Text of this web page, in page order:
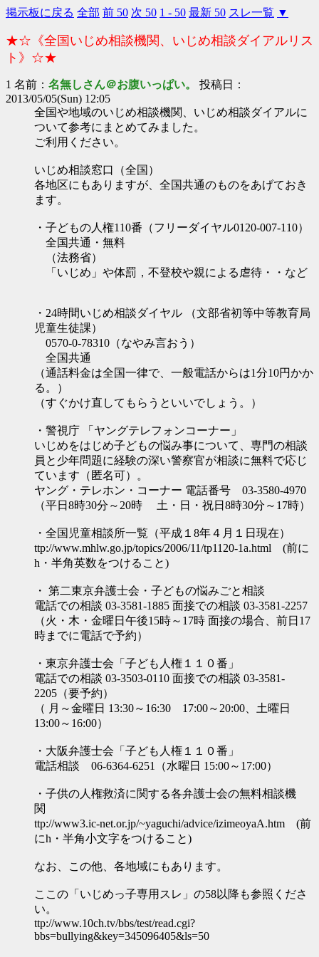
掲示板に戻る 全部 前 50 次 50 1 - 50 最新 50 スレ一覧 ▼
★☆《全国いじめ相談機関、いじめ相談ダイアルリス
ト》☆★
1 名前： 名無しさん＠お腹いっぱい。 投稿日：
2013/05/05(Sun) 12:05
全国や地域のいじめ相談機関、いじめ相談ダイアルに
ついて参考にまとめてみました。
ご利用ください。
いじめ相談窓口（全国）
各地区にもありますが、全国共通のものをあげておき
ます。
・子どもの人権110番（フリーダイヤル0120-007-110）
全国共通・無料
（法務省）
「いじめ」や体罰，不登校や親による虐待・・など
・24時間いじめ相談ダイヤル （文部省初等中等教育局
児童生徒課）
0570-0-78310（なやみ言おう）
全国共通
（通話料金は全国一律で、一般電話からは1分10円かか
る。）
（すぐかけ直してもらうといいでしょう。）
・警視庁 「ヤングテレフォンコーナー」
いじめをはじめ子どもの悩み事について、専門の相談
員と少年問題に経験の深い警察官が相談に無料で応じ
ています（匿名可）。
ヤング・テレホン・コーナー 電話番号 03-3580-4970
（平日8時30分～20時 土・日・祝日8時30分～17時）
・全国児童相談所一覧（平成１8年４月１日現在）
ttp://www.mhlw.go.jp/topics/2006/11/tp1120-1a.html (前に
h・半角英数をつけること)
・ 第二東京弁護士会・子どもの悩みごと相談
電話での相談 03-3581-1885 面接での相談 03-3581-2257
（火・木・金曜日午後15時～17時 面接の場合、前日17
時までに電話で予約）
・東京弁護士会「子ども人権１１０番」
電話での相談 03-3503-0110 面接での相談 03-3581-
2205（要予約）
（ 月～金曜日 13:30～16:30 17:00～20:00、土曜日
13:00～16:00）
・大阪弁護士会「子ども人権１１０番」
電話相談 06-6364-6251（水曜日 15:00～17:00）
・子供の人権救済に関する各弁護士会の無料相談機
関
ttp://www3.ic-net.or.jp/~yaguchi/advice/izimeoyaA.htm (前
にh・半角小文字をつけること)
なお、この他、各地域にもあります。
ここの「いじめっ子専用スレ」の58以降も参照くださ
い。
ttp://www.10ch.tv/bbs/test/read.cgi?
bbs=bullying&key=345096405&ls=50